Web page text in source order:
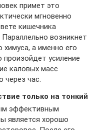
примет это
мгновенно
кишечника
возникнет
а именно его
произойдет усиление
каловых масс
через час.
только на тонкий
эффективным
является хорошо